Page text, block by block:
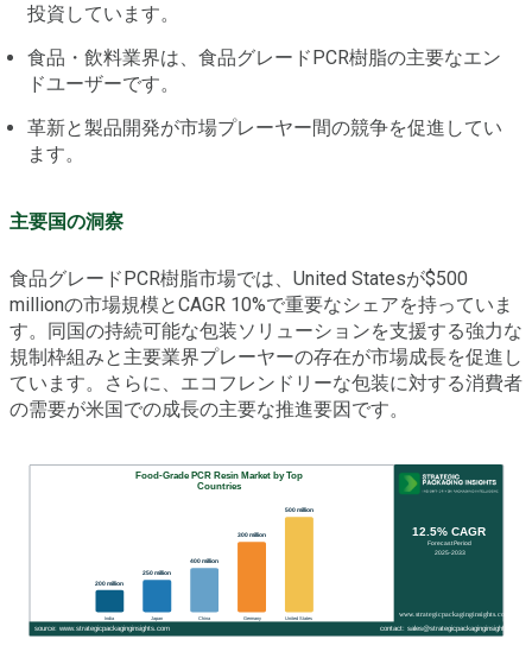
投資しています。
食品・飲料業界は、食品グレードPCR樹脂の主要なエン
ドユーザーです。
革新と製品開発が市場プレーヤー間の競争を促進してい
ます。
主要国の洞察
食品グレードPCR樹脂市場では、United Statesが$500
millionの市場規模とCAGR 10%で重要なシェアを持っていま
す。同国の持続可能な包装ソリューションを支援する強力な
規制枠組みと主要業界プレーヤーの存在が市場成長を促進し
ています。さらに、エコフレンドリーな包装に対する消費者
の需要が米国での成長の主要な推進要因です。